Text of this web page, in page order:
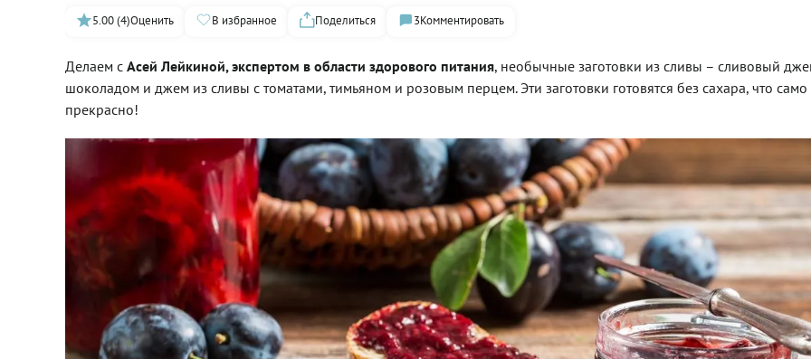
5.00 (4)Оценить В избранное Поделиться 3Комментировать
Делаем с Асей Лейкиной, экспертом в области здорового питания, необычные заготовки из сливы – сливовый
шоколадом и джем из сливы с томатами, тимьяном и розовым перцем. Эти заготовки готовятся без сахара, что
прекрасно!